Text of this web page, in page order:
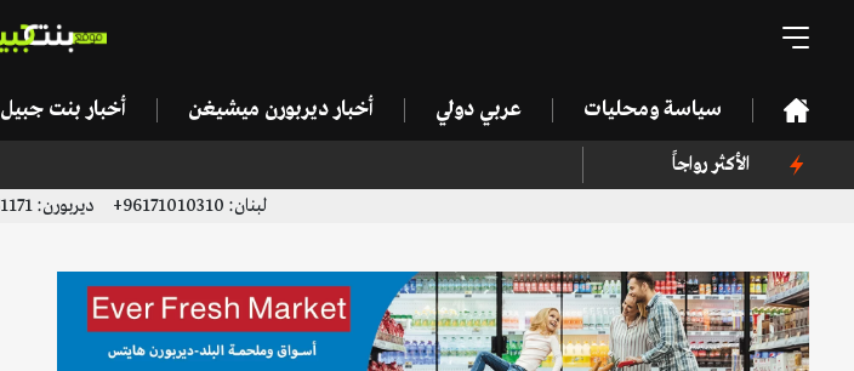
سياسة ومحليات عربي دولي أخبار ديربورن ميشيغن أخبار بنت جبيل
الأكثر رواجاً
لبنان: 96171010310+ ديربورن: 13137751171+ | 13136996923+